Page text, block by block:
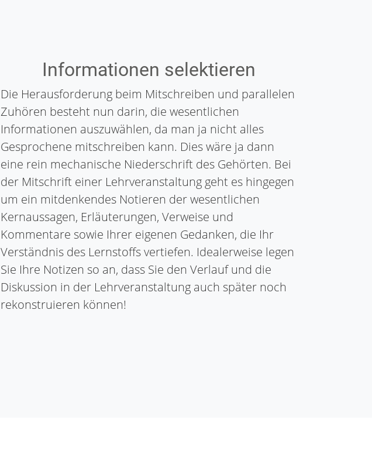
Informationen selektieren
Die Herausforderung beim Mitschreiben und parallelen
Zuhören besteht nun darin, die wesentlichen
Informationen auszuwählen, da man ja nicht alles
Gesprochene mitschreiben kann. Dies wäre ja dann
eine rein mechanische Niederschrift des Gehörten. Bei
der Mitschrift einer Lehrveranstaltung geht es hingegen
um ein mitdenkendes Notieren der wesentlichen
Kernaussagen, Erläuterungen, Verweise und
Kommentare sowie Ihrer eigenen Gedanken, die Ihr
Verständnis des Lernstoffs vertiefen. Idealerweise legen
Sie Ihre Notizen so an, dass Sie den Verlauf und die
Diskussion in der Lehrveranstaltung auch später noch
rekonstruieren können!